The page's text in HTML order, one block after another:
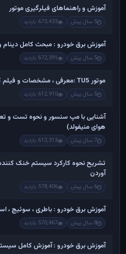
آموزش و راهنماهای فیلرگیری موتور
5 سال پیش 673,433 بازدید
آموزش برق خودرو : مبحث کامل دینام و
5 سال پیش 672,391 بازدید
موتور TU5 :معرفی ، مشخصات و فیلم کامل تشریح اجزاء و باز کردن
5 سال پیش 612,910 بازدید
آشنایی با مپ سنسور و نحوه تست و
هوای منیفولد)
7 سال پیش 612,313 بازدید
تشریح نحوه کارکرد سیستم خنک
آوردن
6 سال پیش 578,406 بازدید
آموزش برق خودرو : باطری ، سوئیچ ،
8 سال پیش 570,467 بازدید
آموزش برق خودرو : آموزش کامل